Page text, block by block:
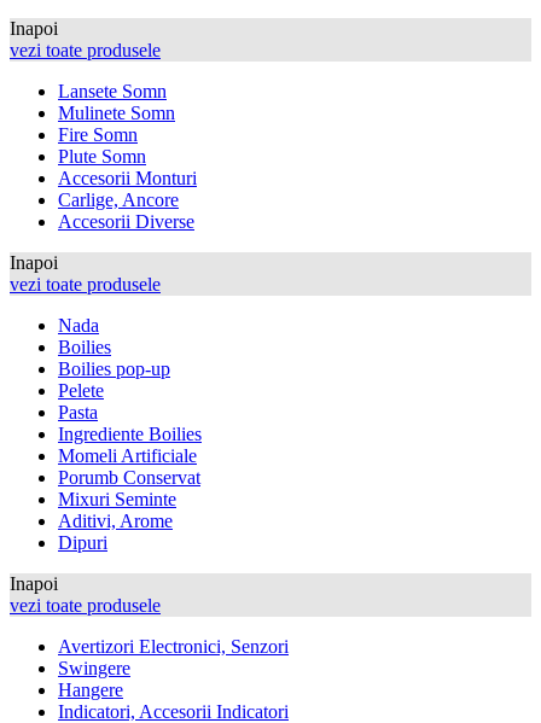
Inapoi
vezi toate produsele
Lansete Somn
Mulinete Somn
Fire Somn
Plute Somn
Accesorii Monturi
Carlige, Ancore
Accesorii Diverse
Inapoi
vezi toate produsele
Nada
Boilies
Boilies pop-up
Pelete
Pasta
Ingrediente Boilies
Momeli Artificiale
Porumb Conservat
Mixuri Seminte
Aditivi, Arome
Dipuri
Inapoi
vezi toate produsele
Avertizori Electronici, Senzori
Swingere
Hangere
Indicatori, Accesorii Indicatori